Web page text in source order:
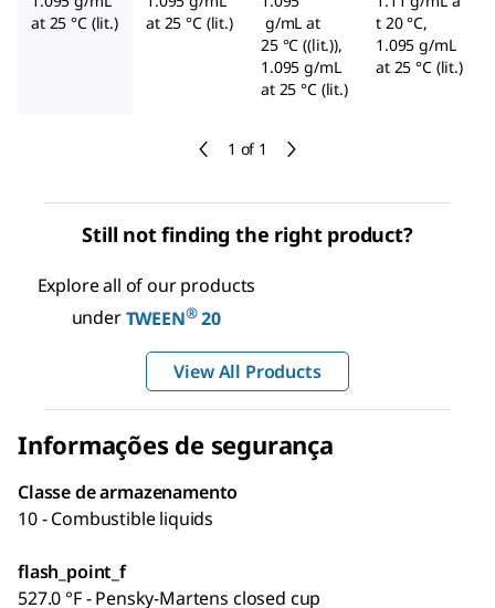
1 of 1
at 25 °C (lit.)
at 25 °C (lit.)
g/mL at
25 °C ((lit.)),
1.095 g/mL
at 25 °C (lit.)
t 20 °C,
1.095 g/mL
at 25 °C (lit.)
Still not finding the right product?
Explore all of our products
underTWEEN®20
View All Products
Informações de segurança
Classe de armazenamento
10 - Combustible liquids
flash_point_f
527.0 °F - Pensky-Martens closed cup